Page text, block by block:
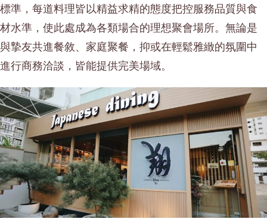
標準，每道料理皆以精益求精的態度把控服務品質與食
材水準，使此處成為各類場合的理想聚會場所。無論是
與摯友共進餐敘、家庭聚餐，抑或在輕鬆雅緻的氛圍中
進行商務洽談，皆能提供完美場域。